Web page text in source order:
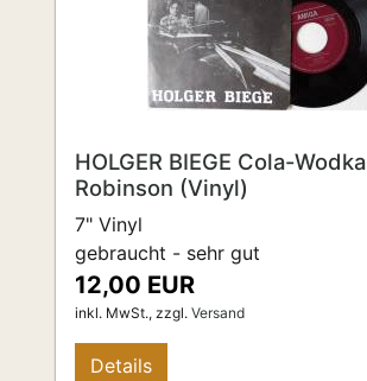
HOLGER BIEGE Cola-Wodka
Robinson (Vinyl)
7" Vinyl
gebraucht - sehr gut
12,00 EUR
inkl. MwSt., zzgl. Versand
Details